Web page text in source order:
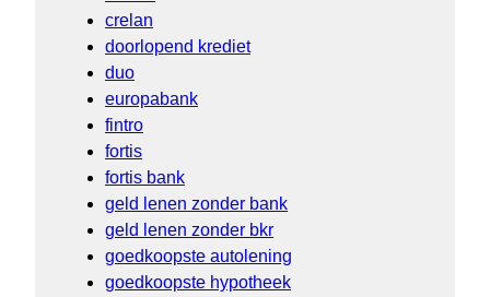
crelan
doorlopend krediet
duo
europabank
fintro
fortis
fortis bank
geld lenen zonder bank
geld lenen zonder bkr
goedkoopste autolening
goedkoopste hypotheek